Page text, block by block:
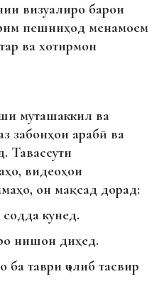
визуалиро барои
пешниҳод менамоем
ва хотирмон
муташаккил ва
забонҳои арабӣ ва
Тавассути
видеоҳои
он мақсад дорад:
кунед.
нишон диҳед.
таври ҷолиб тасвир